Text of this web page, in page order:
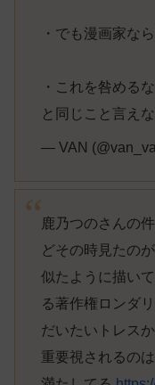
・でも漫画家な
・これを咎める
と同じこと言え
— VAN
鹿乃つのさんの
どその時見たの
似たように描い
る著作権ロンダ
だいたいトレス
重要視されるの